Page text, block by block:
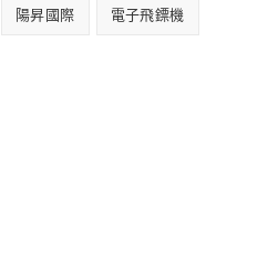
陽昇國際 電子飛鏢機